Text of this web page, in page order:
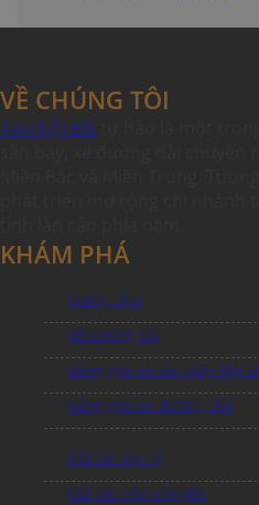
VỀ CHÚNG TÔI
Taxi Nội Bài
KHÁM PHÁ
Trang chủ
Về chúng tôi
Bảng giá xe sân bay Nội
Bảng giá xe đường dài
Đối tác đại lý
Đối tác vận chuyển